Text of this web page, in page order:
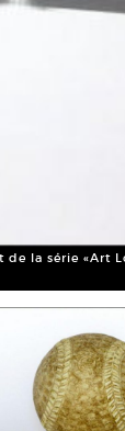
la série «Art